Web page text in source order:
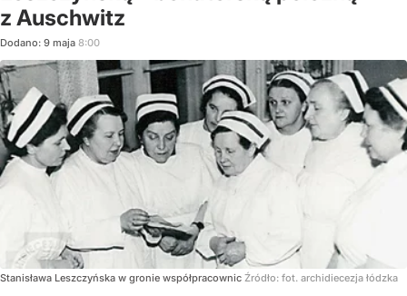
z Auschwitz
Dodano: 9 maja 8:00
Stanisława Leszczyńska w gronie współpracownic Źródło: fot. archidiecezja łódzka